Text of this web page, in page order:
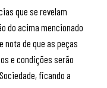
que se revelam
do acima mencionado
nota de que as peças
e condições serão
ficando a